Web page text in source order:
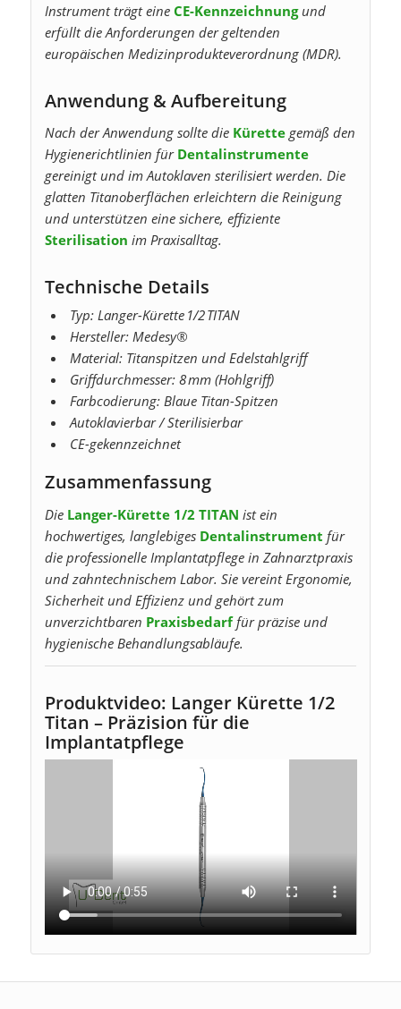
Instrument trägt eine CE-Kennzeichnungund
erfüllt die Anforderungen der geltenden
europäischen Medizinprodukteverordnung (MDR).
Anwendung & Aufbereitung
Nach der Anwendung sollte die Kürettegemäß den
Hygienerichtlinien für Dentalinstrumente
gereinigt und im Autoklaven sterilisiert werden. Die
glatten Titanoberflächen erleichtern die Reinigung
und unterstützen eine sichere, effiziente
Sterilisation im Praxisalltag.
Technische Details
Typ: Langer-Kürette 1/2 TITAN
Hersteller: Medesy®
Material: Titanspitzen und Edelstahlgriff
Griffdurchmesser: 8 mm (Hohlgriff)
Farbcodierung: Blaue Titan-Spitzen
Autoklavierbar / Sterilisierbar
CE-gekennzeichnet
Zusammenfassung
Die Langer-Kürette 1/2 TITAN ist ein
hochwertiges, langlebiges Dentalinstrument für
die professionelle Implantatpflege in Zahnarztpraxis
und zahntechnischem Labor. Sie vereint Ergonomie,
Sicherheit und Effizienz und gehört zum
unverzichtbaren Praxisbedarffür präzise und
hygienische Behandlungsabläufe.
Produktvideo: Langer Kürette 1/2
Titan – Präzision für die
Implantatpflege